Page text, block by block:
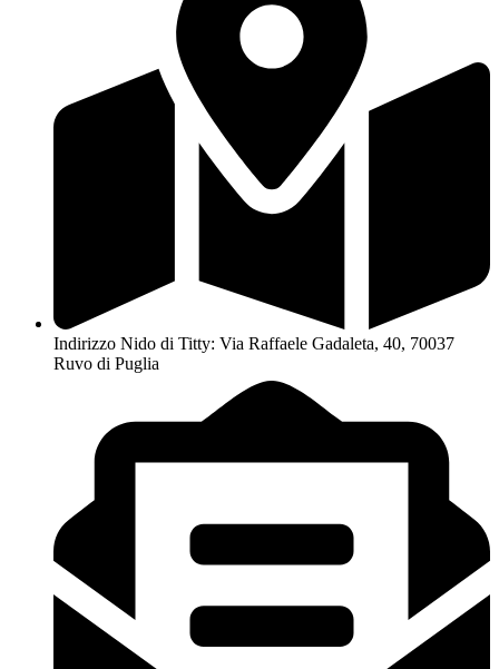
Indirizzo Nido di Titty: Via Raffaele Gadaleta, 40, 70037
Ruvo di Puglia